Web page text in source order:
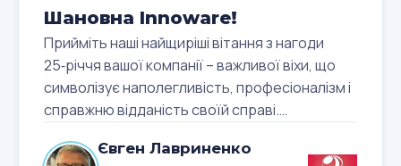
Шановна Innoware!
Прийміть наші найщиріші вітання з нагоди
25‑річчя вашої компанії – важливої віхи, що
символізує наполегливість, професіоналізм і
справжню відданість своїй справі.
впровадженні рішень Microsoft – ви стали
Євген Лавриненко